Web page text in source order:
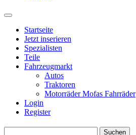
Startseite
Jetzt inserieren
Spezialisten
Teile
Fahrzeugmarkt
Autos
Traktoren
Motorräder Mofas Fahrräder
Login
Register